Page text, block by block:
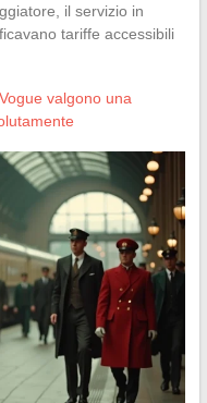
il servizio in
tariffe accessibili
valgono una